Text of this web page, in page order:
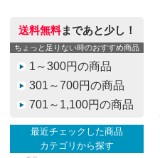
送料無料まであと少し！
ちょっと足りない時のおすすめ商品
1～300円の商品
301～700円の商品
701～1,100円の商品
最近チェックした商品
カテゴリから探す